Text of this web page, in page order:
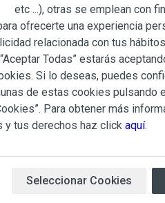
Mi cuenta Blog
de Mango Goya 420g
420g
regulan la adquisición
es titular ALBERT SALA
de los productos conlleva la
Generales que se indican, sin
ser de aplicación al
etc ...), otras se emplean con
ofrecerte una experiencia
relacionada con tus
Todas” estarás
Si lo deseas, puedes
de estas cookies pulsando
Para obtener más
y tus derechos haz click aquí.
Seleccionar Cookies